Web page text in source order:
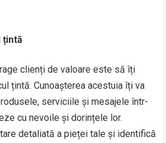
țintă
clienți de valoare este să îți
țintă. Cunoașterea acestuia îți va
serviciile și mesajele într-
cu nevoile și dorințele lor.
detaliată a pieței tale și identifică